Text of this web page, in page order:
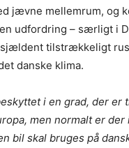
jævne mellemrum, og
udfordring – særligt i
tilstrækkeligt
danske klima.
i en grad, der
men normalt er der
bil skal bruges på